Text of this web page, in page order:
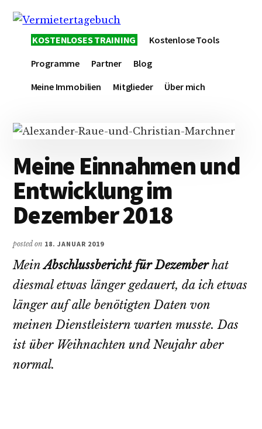
Hauptsidebar
springen
Additional
menuVermietertagebuch
KOSTENLOSES TRAINING
Kostenlose Tools
Programme
Partner
Blog
Meine Immobilien
Mitglieder Über mich
Meine Einnahmen und
Entwicklung im
Dezember 2018
posted on 18. JANUAR 2019
MeinAbschlussbericht für Dezemberhat
diesmal etwas länger gedauert, da ich etwas
länger auf alle benötigten Daten von
meinen Dienstleistern warten musste. Das
ist über Weihnachten und Neujahr aber
normal.